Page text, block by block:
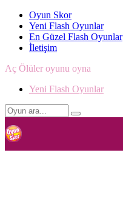
Oyun Skor
Yeni Flash Oyunlar
En Güzel Flash Oyunlar
İletişim
Aç Ölüler oyunu oyna
Yeni Flash Oyunlar